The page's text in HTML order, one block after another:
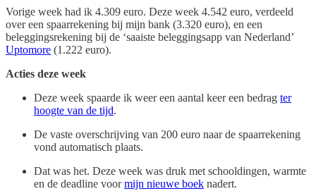
Vorige week had ik 4.309 euro. Deze week 4.542 euro, verdeeld
over een spaarrekening bij mijn bank (3.320 euro), en een
beleggingsrekening bij de ‘saaiste beleggingsapp van Nederland’
Uptomore (1.222 euro).
Acties deze week
Deze week spaarde ik weer een aantal keer een bedrag ter
hoogte van de tijd.
De vaste overschrijving van 200 euro naar de spaarrekening
vond automatisch plaats.
Dat was het. Deze week was druk met schooldingen, warmte
en de deadline voormijn nieuwe boek nadert.